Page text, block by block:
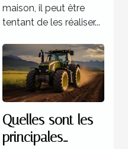
maison, il peut être
tentant de les réaliser...
Quelles sont les
principales